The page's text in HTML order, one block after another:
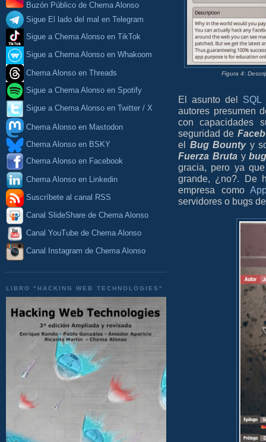
Buzón Público de Chema Alonso
Sigue El lado del mal en Telegram
Sigue a Chema Alonso en TikTok
Sigue a Chema Alonso en Whakoom
Chema Alonso en Threads
Sigue a Chema Alonso en Spotify
Sigue a Chema Alonso en Twitter / X
Chema Alonso en Mastodon
Chema Alonso en BSKY
Chema Alonso en Facebook
Chema Alonso en Linkedin
Suscríbete al canal RSS
Canal SlideShare de Chema Alonso
Canal YouTube de Chema Alonso
Canal Instagram de Chema Alonso
LIBRO "HACKING WEB TECHNOLOGIES"
Figura 4:
El asunto del SQL
autores presumen
con capacidades
seguridad de
el Bug Bountyy
Fuerza Brutay
gracia, pero ya
grande, ¿no?. De
empresa como
servidores o bugs